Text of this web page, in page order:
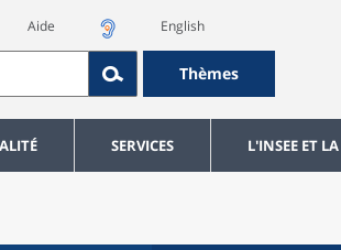
Aide English
Thèmes
SERVICES L'INSEE ET